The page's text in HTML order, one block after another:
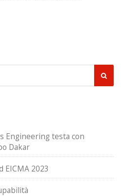
Engineering testa con
Dakar
EICMA 2023